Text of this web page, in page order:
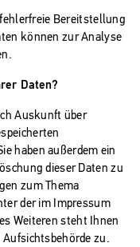
Bereitstellung
können zur Analyse
Daten?
Auskunft über
haben außerdem ein
dieser Daten zu
zum Thema
der im Impressum
Weiteren steht Ihnen
zu.